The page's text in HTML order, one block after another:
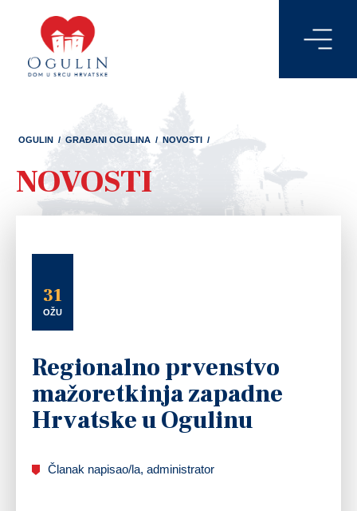
OGULIN / GRAĐANI OGULINA / NOVOSTI /
NOVOSTI
31
OŽU
Regionalno prvenstvo
mažoretkinja zapadne
Hrvatske u Ogulinu
Članak napisao/la, administrator